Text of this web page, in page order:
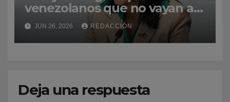
venezolanos que no vayan a
La Guaira para no obstaculizar
las labores de rescate
JUN 26, 2026 REDACCIÓN
Deja una respuesta